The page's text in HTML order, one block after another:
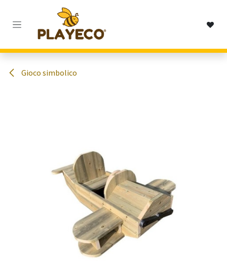
Passa al contenuto
Gioco simbolico